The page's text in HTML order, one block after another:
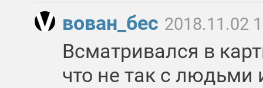
вован_бес 2018.11.02
Всматривался в
что не так с людьми